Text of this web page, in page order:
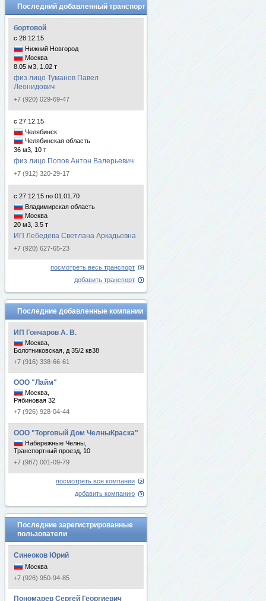
Последний добавленный транспорт
бортовой
с 28.12.15
Нижний Новгород
Москва
8.05 м3, 1.02 т
физ.лицо Туманов Павел
Леонидович
+7 (920) 029-69-47
с 27.12.15
Челябинск
Челябинская область
36 м3, 10 т
физ.лицо Попов Антон Валерьевич
+7 (912) 320-29-17
с 27.12.15 по 01.01.70
Владимирская область
Москва
20 м3, 3.5 т
ИП Лебедева Светлана Аркадьевна
+7 (920) 627-65-23
посмотреть весь транспорт
добавить транспорт
Последние добавленные компании
ИП Гончаров А. В.
Москва,
Болотниковская, д 35/2 кв38
+7 (916) 338-66-61
ООО "Лайм"
Москва,
Рябиновая 32
+7 (926) 928-04-44
ООО "Торговый Дом ЧелныКраска"
Набережные Челны,
Транспортный проезд, 10
+7 (987) 001-09-79
посмотреть все компании
добавить компанию
Последние зарегистрированные
пользователи
Синеоков Юрий
Москва
+7 (926) 950-94-85
Пономарев Сергей Георгиевич